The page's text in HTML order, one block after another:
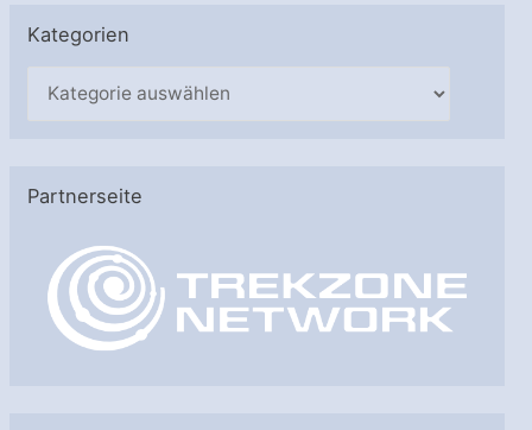
Kategorien
g
Partnerseite